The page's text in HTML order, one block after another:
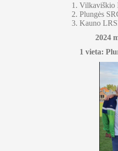
Vilkaviškio
Plungės
Kauno
2024
1 vieta: